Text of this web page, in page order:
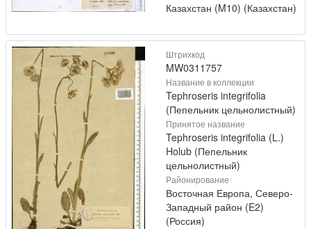
Казахстан (M10) (Казахстан)
Штрихкод
MW0311757
Название в коллекции
Tephroseris integrifolia
(Пепельник цельнолистный)
Принятое название
Tephroseris integrifolia (L.)
Holub (Пепельник
цельнолистный)
Районирование
Восточная Европа, Северо-
Западный район (E2)
(Россия)